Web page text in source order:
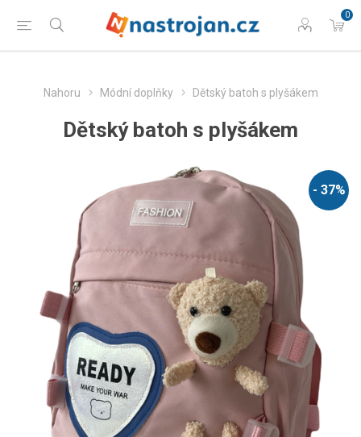
0
Nahoru Módní doplňky Dětský batoh s plyšákem
Dětský batoh s plyšákem
- 37%